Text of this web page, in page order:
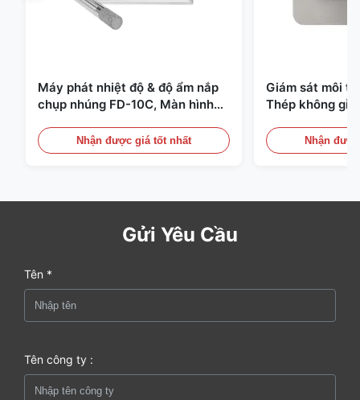
Máy phát nhiệt độ & độ ẩm nắp
chụp nhúng FD-10C, Màn hình
Nhận được giá tốt nhất
Giám sát môi
Thép không gỉ
Phát hiện Khói
Nhận
Gửi Yêu Cầu
Tên *
Tên công ty :